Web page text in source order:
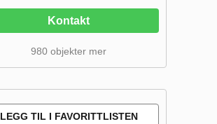
Kontakt
980 objekter mer
LEGG TIL I FAVORITTLISTEN